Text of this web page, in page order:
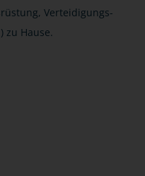
Verteidigungs-
zu Hause.